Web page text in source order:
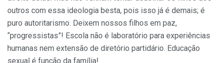
outros com essa ideologia besta, pois isso já é demais; é
puro autoritarismo. Deixem nossos filhos em paz,
“progressistas”! Escola não é laboratório para experiências
humanas nem extensão de diretório partidário. Educação
sexual é função da família!